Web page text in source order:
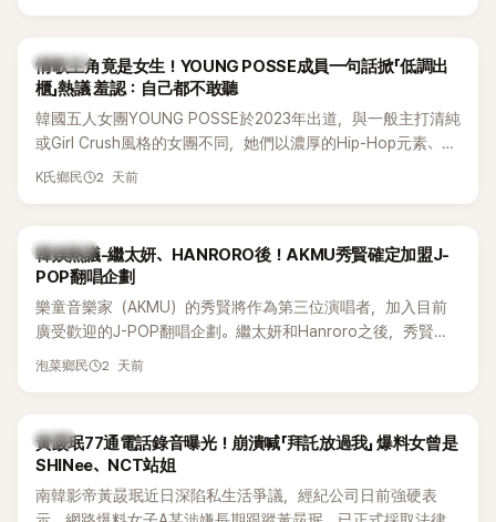
K-POP
情歌主角竟是女生！YOUNG POSSE成員一句話掀「低調出
櫃」熱議 羞認：自己都不敢聽
韓國五人女團YOUNG POSSE於2023年出道，與一般主打清純
或Girl Crush風格的女團不同，她們以濃厚的Hip-Hop元素、自
創Rap及成員親自參與創作為特色，MV也融入美式街頭、塗
為第五代女團中極具辨識度的新生代代表之一。
K氏鄉民 2 天前
熱議討論
韓娛熱議-繼太妍、HANRORO後！AKMU秀賢確定加盟J-
POP翻唱企劃
樂童音樂家（AKMU）的秀賢將作為第三位演唱者，加入目前
廣受歡迎的J-POP翻唱企劃。繼太妍和Hanroro之後，秀賢已
獲選為第三首翻唱歌曲的主唱，並於近期完成錄音。
泡菜鄉民 2 天前
韓星
黃晸珉77通電話錄音曝光！崩潰喊「拜託放過我」 爆料女曾是
SHINee、NCT站姐
南韓影帝黃晸珉近日深陷私生活爭議，經紀公司日前強硬表